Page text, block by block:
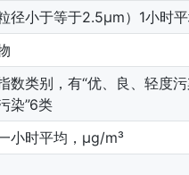
径小于等于2.5μm）1小时
数类别，有“优、良、轻度
染”6类
小时平均，μg/m³